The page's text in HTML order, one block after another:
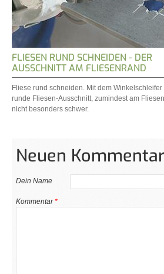
FLIESEN RUND SCHNEIDEN - DER
AUSSCHNITT AM FLIESENRAND
Fliese rund schneiden. Mit dem Winkelschleifer
runde Fliesen-Ausschnitt, zumindest am
nicht besonders schwer.
Neuen
Dein Name
Kommentar*